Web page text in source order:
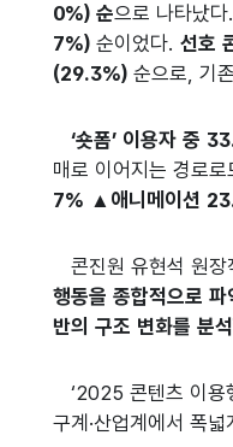
0%) 순으로 나타났
7%) 순이었다.선호
(29.3%) 순으로, 기
‘숏폼’ 이용자 중
매로 이어지는 경로
7% ▲애니메이션
콘진원 유현석 원
행동을 종합적으로
반의 구조 변화를 분
‘2025 콘텐츠 이용
구계·산업계에서 폭